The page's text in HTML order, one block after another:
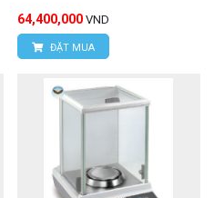
64,400,000 VND
ĐẶT MUA